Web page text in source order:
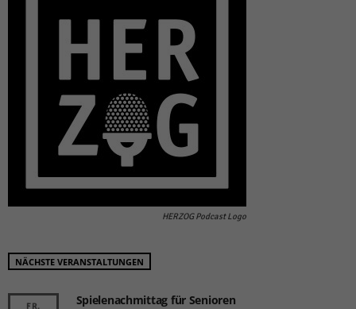
HERZOG Podcast Logo
NÄCHSTE VERANSTALTUNGEN
FR. Spielenachmittag für Senioren